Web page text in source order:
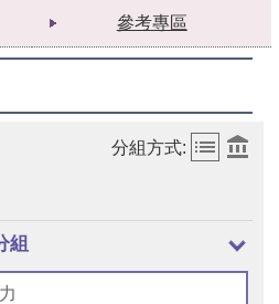
參考專區
分組方式:
組